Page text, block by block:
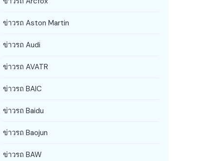
ข่าวรถ Aston Martin
ข่าวรถ Audi
ข่าวรถ AVATR
ข่าวรถ BAIC
ข่าวรถ Baidu
ข่าวรถ Baojun
ข่าวรถ BAW